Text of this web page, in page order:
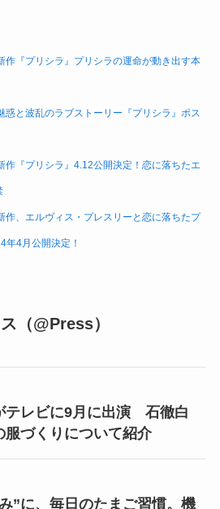
作『プリシラ』プリシラの運命が動き出す本
惑と波乱のラブストーリー『プリシラ』ポス
作『プリシラ』4.12公開決定！恋に落ちたエ
作、エルヴィス・プレスリーと恋に落ちたプ
年4月公開決定！
（@Press）
テレビに9月に出演 石徹白
服づくりについて紹介
”に、毎日のたまご習慣。機